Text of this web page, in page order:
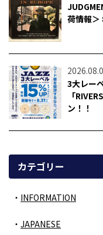
荷情報＞
3大レー
「
ン！！
カテゴリー
INFORMATION
JAPANESE